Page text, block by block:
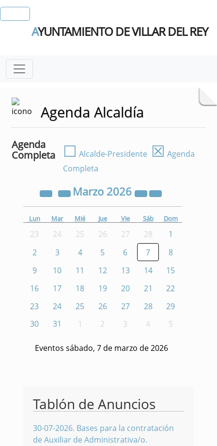
AYUNTAMIENTO DE VILLAR DEL REY
Agenda Alcaldía
Agenda
Completa
☐ Alcalde-Presidente ☒ Agenda
Completa
Marzo 2026
Lun Mar Mié Jue Vie Sáb Dom
23 24 25 26 27 28
1
2
3 4 5 6 7
8
9
10 11 12 13 14
15
16
17 18 19 20 21
22
23
24 25 26 27 28
29
30
31 1 2 3 4 5
Eventos sábado, 7 de marzo de 2026
Tablón de Anuncios
30-07-2026. Bases para la contratación
de Auxiliar de Administrativa/o.